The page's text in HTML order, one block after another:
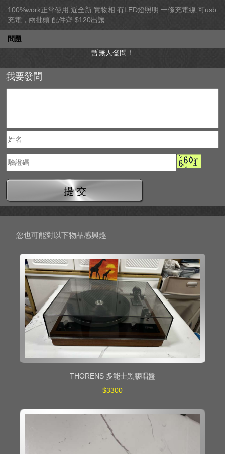
100%work正常使用,近全新,實物相 有LED燈照明 一條充電線,可usb
充電，兩批頭 配件齊 $120出讓
問題
暫無人發問！
我要發問
提 交
您也可能對以下物品感興趣
THORENS 多能士黑膠唱盤
$3300